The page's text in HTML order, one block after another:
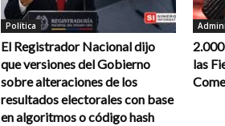
Política
El Registrador Nacional dijo
que versiones del Gobierno
sobre alteraciones de los
resultados electorales con base
en algoritmos o código hash
las